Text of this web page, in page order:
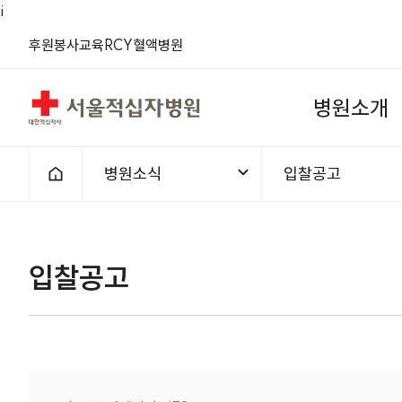
i
후원(새 창)
봉사(새 창)
교육(새 창)
RCY(새 창)
혈액(새 창)
병원
서울적십자병원 병원소개
홈으로 1차메뉴
병원소식
2차메뉴
입찰공고
입찰공고 | 병원소식 |
입찰공고